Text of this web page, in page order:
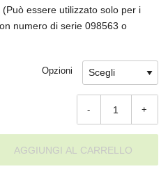
essere utilizzato solo per i
numero di serie 098563 o
Opzioni
- +
AGGIUNGI AL CARRELLO